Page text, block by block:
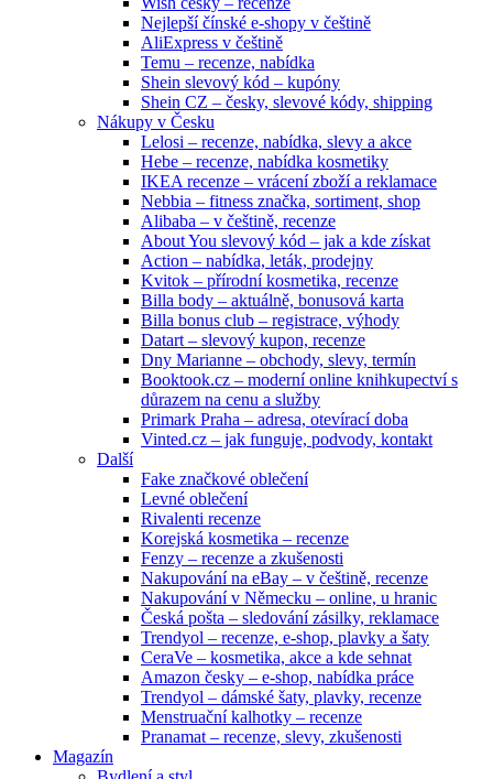
Nejlepší čínské e-shopy v češtině
AliExpress v češtině
Temu – recenze, nabídka
Shein slevový kód – kupóny
Shein CZ – česky, slevové kódy, shipping
Nákupy v Česku
Lelosi – recenze, nabídka, slevy a akce
Hebe – recenze, nabídka kosmetiky
IKEA recenze – vrácení zboží a reklamace
Nebbia – fitness značka, sortiment, shop
Alibaba – v češtině, recenze
About You slevový kód – jak a kde získat
Action – nabídka, leták, prodejny
Kvitok – přírodní kosmetika, recenze
Billa body – aktuálně, bonusová karta
Billa bonus club – registrace, výhody
Datart – slevový kupon, recenze
Dny Marianne – obchody, slevy, termín
Booktook.cz – moderní online knihkupectví s
důrazem na cenu a služby
Primark Praha – adresa, otevírací doba
Vinted.cz – jak funguje, podvody, kontakt
Další
Fake značkové oblečení
Levné oblečení
Rivalenti recenze
Korejská kosmetika – recenze
Fenzy – recenze a zkušenosti
Nakupování na eBay – v češtině, recenze
Nakupování v Německu – online, u hranic
Česká pošta – sledování zásilky, reklamace
Trendyol – recenze, e-shop, plavky a šaty
CeraVe – kosmetika, akce a kde sehnat
Amazon česky – e-shop, nabídka práce
Trendyol – dámské šaty, plavky, recenze
Menstruační kalhotky – recenze
Pranamat – recenze, slevy, zkušenosti
Magazín